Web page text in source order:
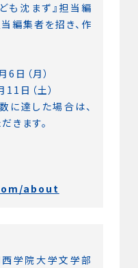
沈まず』担当編
編集者を招き、作
日（月）
日（土）
達した場合は、
きます。
about
学院大学文学部